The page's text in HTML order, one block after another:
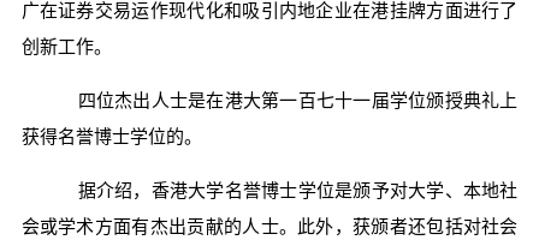
广在证券交易运作现代化和吸引内地企业在港挂牌方面进行了
创新工作。
四位杰出人士是在港大第一百七十一届学位颁授典礼上
获得名誉博士学位的。
据介绍，香港大学名誉博士学位是颁予对大学、本地社
会或学术方面有杰出贡献的人士。此外，获颁者还包括对社会